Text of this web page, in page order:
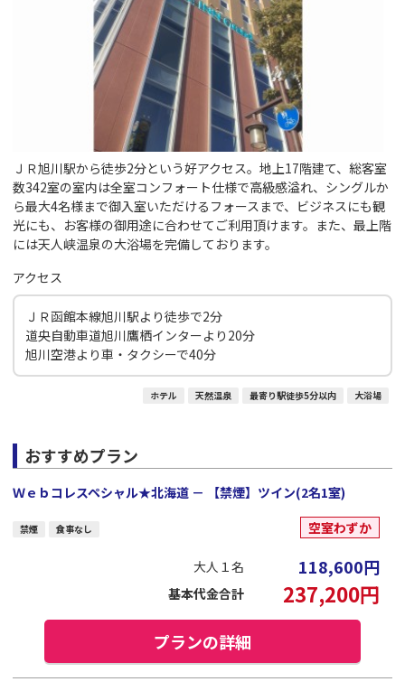
ＪＲ旭川駅から徒歩2分という好アクセス。地上17階建て、総客室
数342室の室内は全室コンフォート仕様で高級感溢れ、シングルか
ら最大4名様まで御入室いただけるフォースまで、ビジネスにも観
光にも、お客様の御用途に合わせてご利用頂けます。また、最上階
には天人峡温泉の大浴場を完備しております。
アクセス
ＪＲ函館本線旭川駅より徒歩で2分
道央自動車道旭川鷹栖インターより20分
旭川空港より車・タクシーで40分
ホテル 天然温泉 最寄り駅徒歩5分以内 大浴場
おすすめプラン
Ｗｅｂコレスペシャル★北海道 － 【禁煙】ツイン(2名1室)
禁煙 食事なし 空室わずか
大人１名 118,600円
基本代金合計 237,200円
プランの詳細